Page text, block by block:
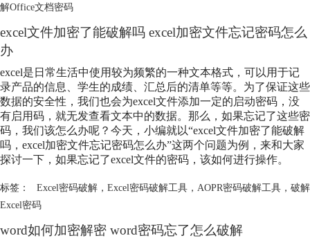
解Office文档密码
excel文件加密了能破解吗 excel加密文件忘记密码怎么
办
excel是日常生活中使用较为频繁的一种文本格式，可以用于记
录产品的信息、学生的成绩、汇总后的清单等等。为了保证这些
数据的安全性，我们也会为excel文件添加一定的启动密码，没
有启用码，就无发查看文本中的数据。那么，如果忘记了这些密
码，我们该怎么办呢？今天，小编就以“excel文件加密了能破解
吗，excel加密文件忘记密码怎么办”这两个问题为例，来和大家
探讨一下，如果忘记了excel文件的密码，该如何进行操作。
标签： Excel密码破解， Excel密码破解工具， AOPR密码破解工具， 破解
Excel密码
word如何加密解密 word密码忘了怎么破解